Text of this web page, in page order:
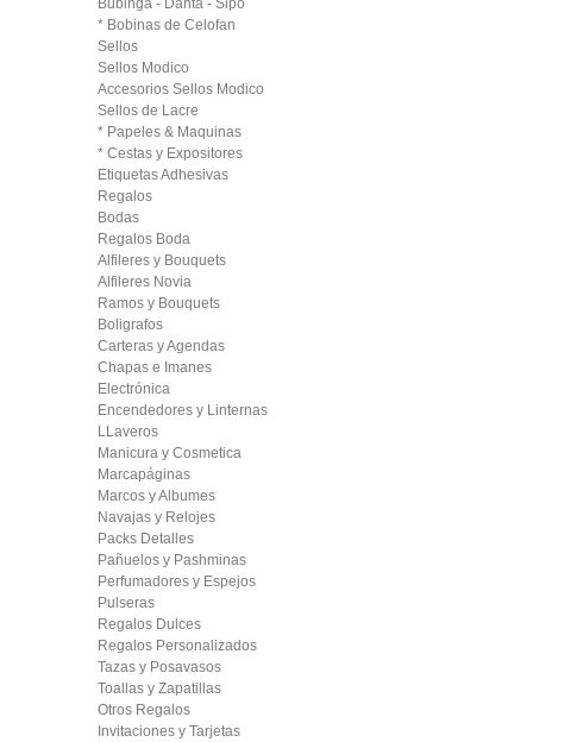
Bubinga - Danta - Sipo
* Bobinas de Celofan
Sellos
Sellos Modico
Accesorios Sellos Modico
Sellos de Lacre
* Papeles & Maquinas
* Cestas y Expositores
Etiquetas Adhesivas
Regalos
Bodas
Regalos Boda
Alfileres y Bouquets
Alfileres Novia
Ramos y Bouquets
Boligrafos
Carteras y Agendas
Chapas e Imanes
Electrónica
Encendedores y Linternas
LLaveros
Manicura y Cosmetica
Marcapáginas
Marcos y Albumes
Navajas y Relojes
Packs Detalles
Pañuelos y Pashminas
Perfumadores y Espejos
Pulseras
Regalos Dulces
Regalos Personalizados
Tazas y Posavasos
Toallas y Zapatillas
Otros Regalos
Invitaciones y Tarjetas